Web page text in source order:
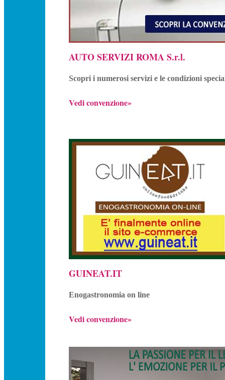
AUTO SERVIZI ROMA S.r.l.
Scopri i numerosi servizi e le condizioni
Vedi convenzione»
GUINEAT.IT
Enogastronomia on line
Vedi convenzione»